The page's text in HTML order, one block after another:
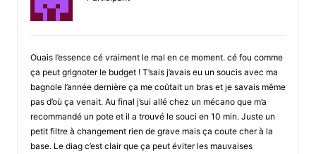
Ouais l’essence cé vraiment le mal en ce moment. cé fou comme
ça peut grignoter le budget ! T’sais j’avais eu un soucis avec ma
bagnole l’année dernière ça me coûtait un bras et je savais même
pas d’où ça venait. Au final j’sui allé chez un mécano que m’a
recommandé un pote et il a trouvé le souci en 10 min. Juste un
petit filtre à changement rien de grave mais ça coute cher à la
base. Le diag c’est clair que ça peut éviter les mauvaises